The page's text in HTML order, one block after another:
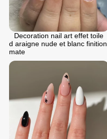
Decoration nail art effet toile
d araigne nude et blanc finition
mate